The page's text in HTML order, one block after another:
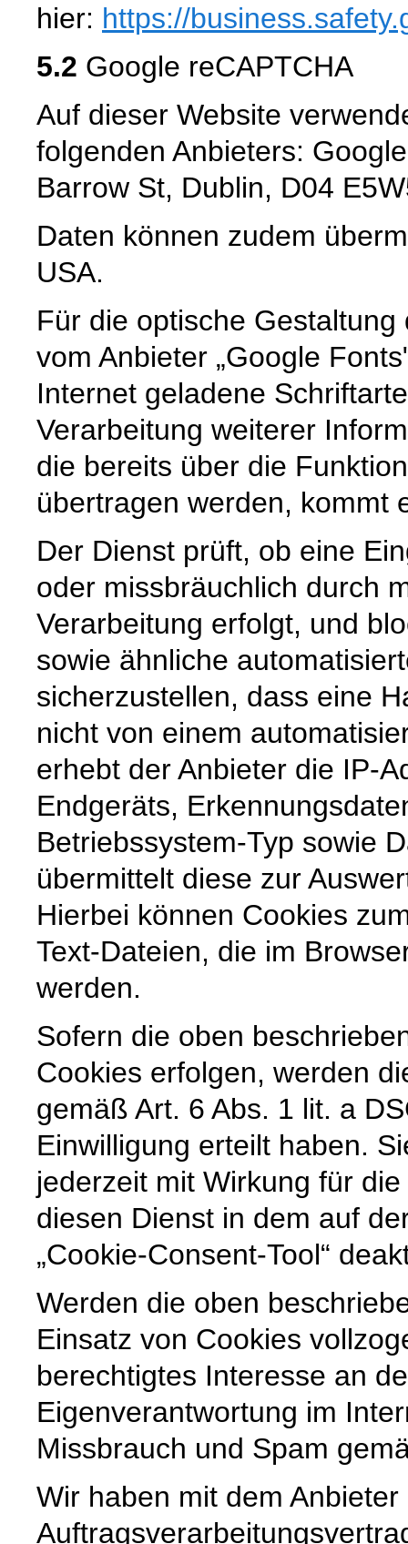
hier: https://
5.2 Google reCAPTCHA
Auf dieser Website
folgenden Anbieters:
Barrow St, Dublin, D04
Daten können zudem
USA.
Für die optische
vom Anbieter „Google
Internet geladene
Verarbeitung weiterer
die bereits über die
übertragen werden, kommt
Der Dienst prüft, ob eine
oder missbräuchlich durch
Verarbeitung erfolgt, und
sowie ähnliche
sicherzustellen, dass eine
nicht von einem
erhebt der Anbieter die IP-
Endgeräts,
Betriebssystem-Typ sowie
übermittelt diese zur
Hierbei können Cookies
Text-Dateien, die im
werden.
Sofern die oben
Cookies erfolgen, werden
gemäß Art. 6 Abs. 1 lit. a
Einwilligung erteilt haben.
jederzeit mit Wirkung für
diesen Dienst in dem auf
„Cookie-Consent-Tool“
Werden die oben
Einsatz von Cookies
berechtigtes Interesse an
Eigenverantwortung im
Missbrauch und Spam
Wir haben mit dem Anbieter